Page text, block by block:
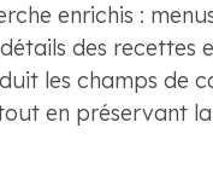
enrichis :
des recettes
les champs de
en préservant